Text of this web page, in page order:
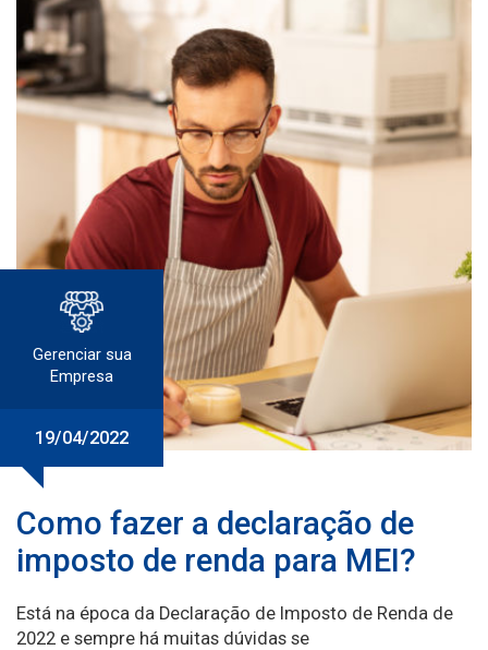
Gerenciar sua
Empresa
19/04/2022
Como fazer a declaração de
imposto de renda para MEI?
Está na época da Declaração de Imposto de Renda de
2022 e sempre há muitas dúvidas se